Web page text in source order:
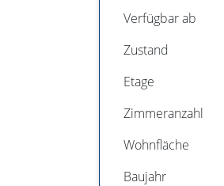
Verfügbar ab
Zustand
Etage
Zimmeranzahl
Wohnfläche
Baujahr